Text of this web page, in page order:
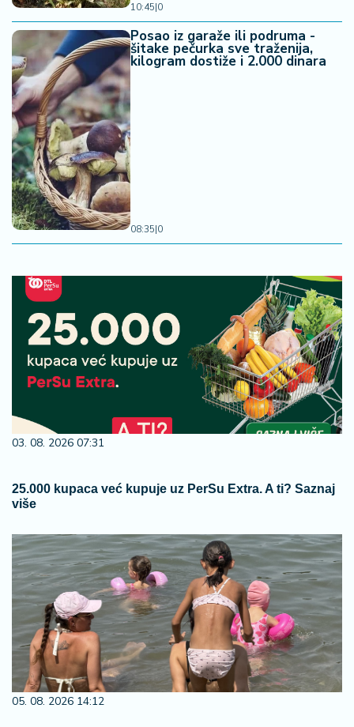
10:45|0
Posao iz garaže ili podruma -
šitake pečurka sve traženija,
kilogram dostiže i 2.000 dinara
08:35|0
03. 08. 2026 07:31
25.000 kupaca već kupuje uz PerSu Extra. A ti? Saznaj
više
05. 08. 2026 14:12